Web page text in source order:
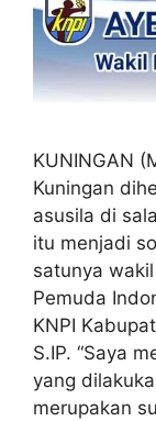
KUNINGAN
Kuningan
asusila di
itu menjadi
satunya
Pemuda
KNPI
S.IP. “Saya
yang
merupakan